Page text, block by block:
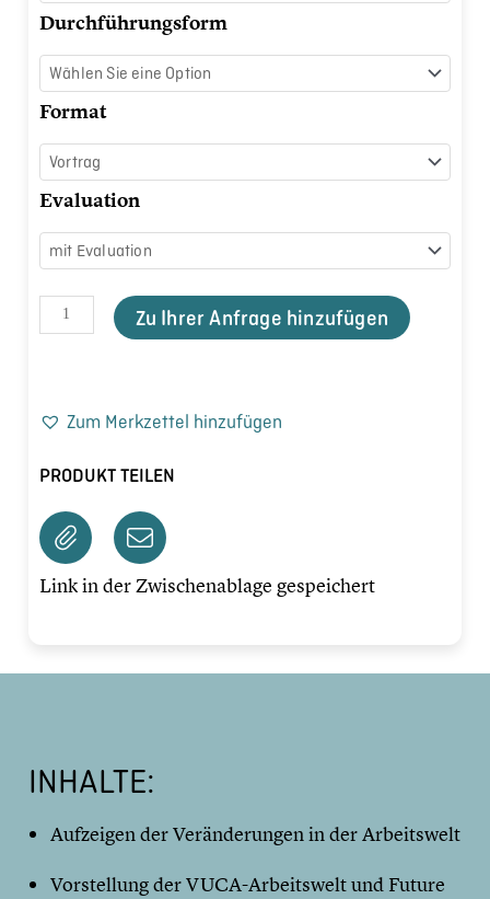
Durchführungsform
Format
Evaluation
Menge
Zu Ihrer Anfrage hinzufügen
Zum Merkzettel hinzufügen
PRODUKT TEILEN
Link in der Zwischenablage gespeichert
INHALTE:
Aufzeigen der Veränderungen in der Arbeitswelt
Vorstellung der VUCA-Arbeitswelt und Future